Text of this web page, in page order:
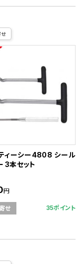
せ
ィーシー4808 シール
3本セット
円
せ 35ポイント